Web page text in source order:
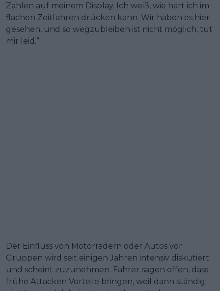
Zahlen auf meinem Display. Ich weiß, wie hart ich im
flachen Zeitfahren drücken kann. Wir haben es hier
gesehen, und so wegzubleiben ist nicht möglich, tut
mir leid.“
Der Einfluss von Motorrädern oder Autos vor
Gruppen wird seit einigen Jahren intensiv diskutiert
und scheint zuzunehmen. Fahrer sagen offen, dass
frühe Attacken Vorteile bringen, weil dann ständig